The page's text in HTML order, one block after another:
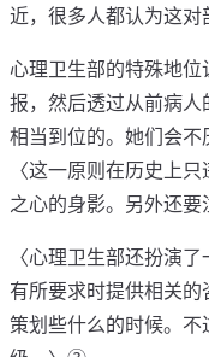
近，很多人都认为这
心理卫生部的特殊地
报，然后透过从前病
相当到位的。她们会不
〈这一原则在历史上
之心的身影。另外还
〈心理卫生部还扮演
有所要求时提供相关
策划些什么的时候。